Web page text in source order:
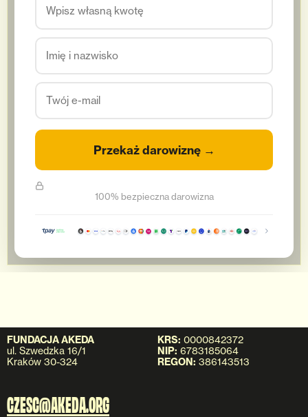
Przekaż darowiznę →
100% bezpieczna darowizna
FUNDACJA AKEDA
ul. Szwedzka 16/1
Kraków 30-324
KRS: 0000842372
NIP: 6783185064
REGON: 386143513
CZESC@AKEDA.ORG